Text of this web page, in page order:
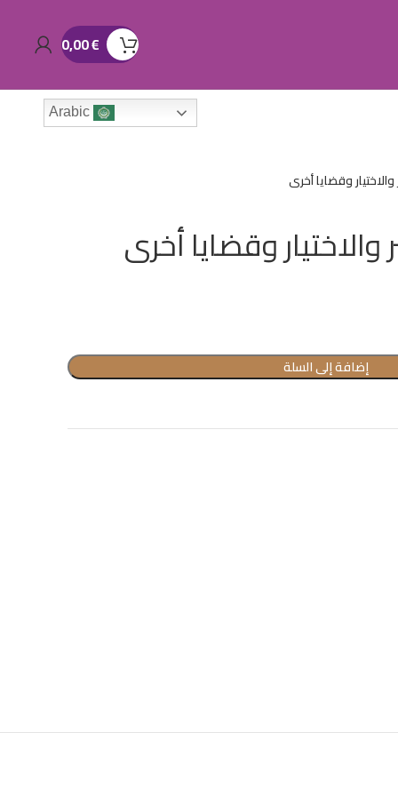
0,00€
Arabic
وقضايا أخرى
وقضايا أخرى
إضافة إلى السلة